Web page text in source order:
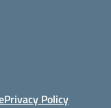
Privacy Policy